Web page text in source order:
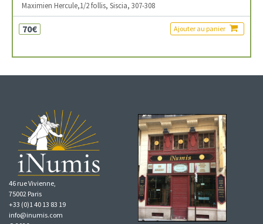
Maximien Hercule,1/2 follis, Siscia, 307-308
70€ Ajouter au panier
46 rue Vivienne,
75002 Paris
+33 (0)1 40 13 83 19
info@inumis.com